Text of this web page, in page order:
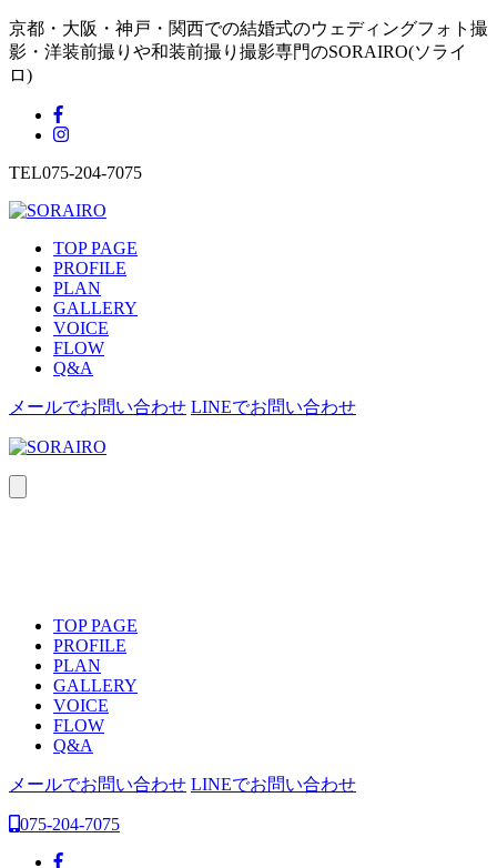
京都・大阪・神戸・関西での結婚式のウェディングフォト撮
影・洋装前撮りや和装前撮り撮影専門のSORAIRO(ソライ
ロ)
TEL075-204-7075
TOP PAGE
PROFILE
PLAN
GALLERY
VOICE
FLOW
Q&A
メールでお問い合わせ LINEでお問い合わせ
TOP PAGE
PROFILE
PLAN
GALLERY
VOICE
FLOW
Q&A
メールでお問い合わせ LINEでお問い合わせ
075-204-7075